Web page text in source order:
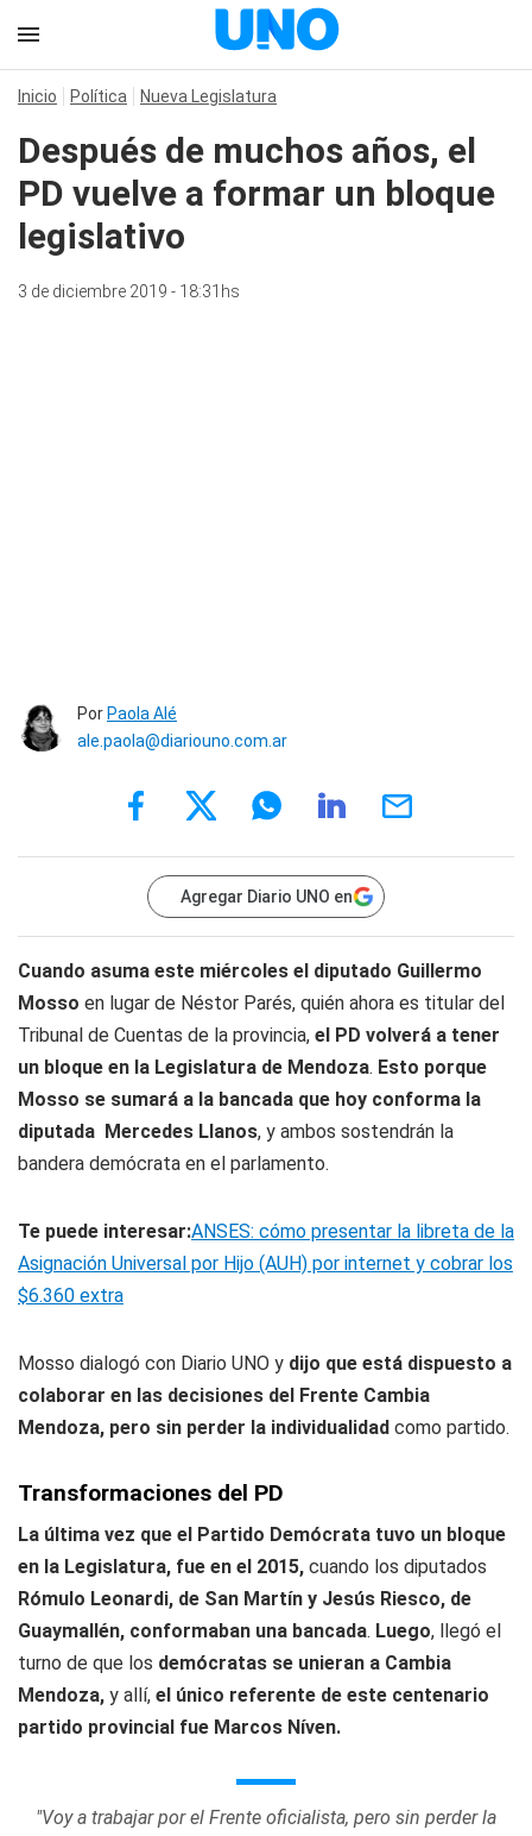
Inicio Política Nueva Legislatura
Después de muchos años, el
PD vuelve a formar un bloque
legislativo
3 de diciembre 2019 - 18:31hs
Por Paola Alé
ale.paola@diariouno.com.ar
Agregar Diario UNO en
Cuando asuma este miércoles el diputado Guillermo
Mosso en lugar de Néstor Parés, quién ahora es titular del
Tribunal de Cuentas de la provincia, el PD volverá a tener
un bloque en la Legislatura de Mendoza. Esto porque
Mosso se sumará a la bancada que hoy conforma la
diputada Mercedes Llanos, y ambos sostendrán la
bandera demócrata en el parlamento.
Te puede interesar:ANSES: cómo presentar la libreta de la
Asignación Universal por Hijo (AUH) por internet y cobrar los
$6.360 extra
Mosso dialogó con Diario UNO y dijo que está dispuesto a
colaborar en las decisiones del Frente Cambia
Mendoza, pero sin perder la individualidad como partido.
Transformaciones del PD
La última vez que el Partido Demócrata tuvo un bloque
en la Legislatura, fue en el 2015, cuando los diputados
Rómulo Leonardi, de San Martín y Jesús Riesco, de
Guaymallén, conformaban una bancada. Luego, llegó el
turno de que los demócratas se unieran a Cambia
Mendoza, y allí, el único referente de este centenario
partido provincial fue Marcos Níven.
"Voy a trabajar por el Frente oficialista, pero sin perder la